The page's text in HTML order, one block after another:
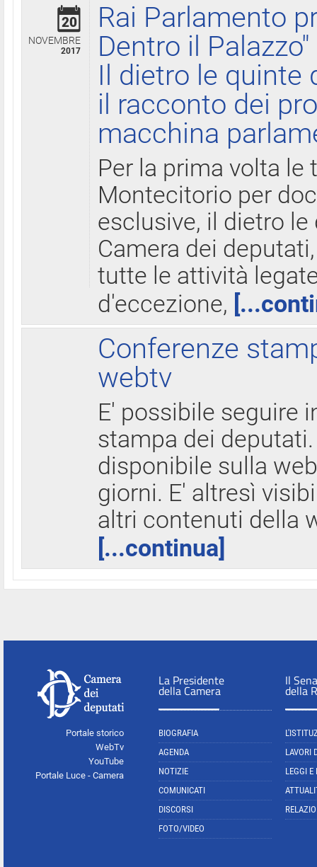
20
NOVEMBRE
2017
Rai Parlamento
Dentro il Palazzo"
Il dietro le quinte
il racconto dei
macchina
Per la prima volta le
Montecitorio per
esclusive, il dietro
Camera dei
tutte le attività
d'eccezione,
Conferenze
webtv
E' possibile seguire
stampa dei
disponibile sulla
giorni. E' altresì
altri contenuti della
[...continua]
Portale storico
WebTv
YouTube
Portale Luce - Camera
La Presidente
della Camera
BIOGRAFIA
AGENDA
NOTIZIE
COMUNICATI
DISCORSI
FOTO/VIDEO
Il
della
LAVORI
LEGGI E